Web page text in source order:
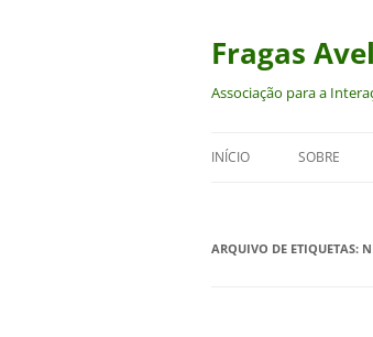
conteúdo
Fragas
Associação para a
INÍCIO SOBRE
ARQUIVO DE ETIQUETAS: